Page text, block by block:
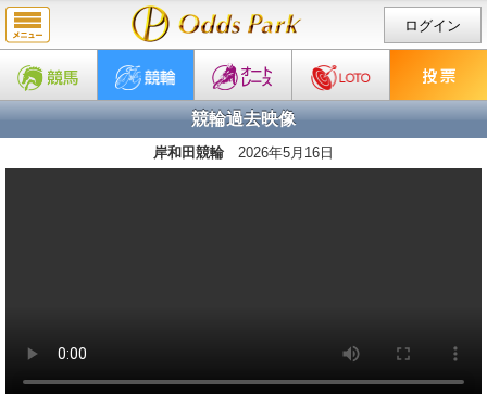
ログイン
競輪過去映像
岸和田競輪 2026年5月16日